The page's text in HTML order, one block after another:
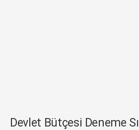
Devlet Bütçesi Deneme